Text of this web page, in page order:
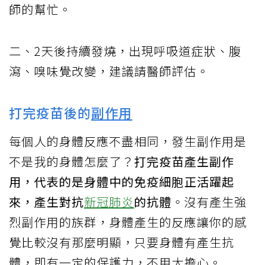
師的幫忙。
二、2天後持續發燒，出現呼吸道症狀、腹
瀉、嗅味覺改變，建議請醫師評估。
打完疫苗後的副作用
每個人的身體反應不盡相同，發生副作用是
不是我的身體怎麼了？ 打完疫苗產生副作
用，代表的是身體中的免疫細胞正活躍起
來，產生對抗新冠肺炎的抗體 。沒有產生強
烈副作用的族群，身體產生的反應讓你的感
覺比較沒有那麼明顯，只要身體有產生抗